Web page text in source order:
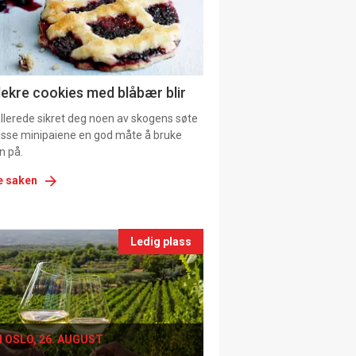
cookies med blåbær blir
sikret deg noen av skogens søte
minipaiene en god måte å bruke
på.
saken
Ledig plass
OSLO, 26. AUGUST